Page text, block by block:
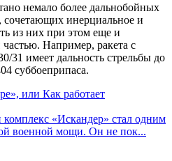
немало более дальнобойных
инерциальное и
из них при этом еще и
Например, ракета с
31 имеет дальность стрельбы до
суббоеприпаса.
или Как работает
«Искандер» стал одним
военной мощи. Он не пок...